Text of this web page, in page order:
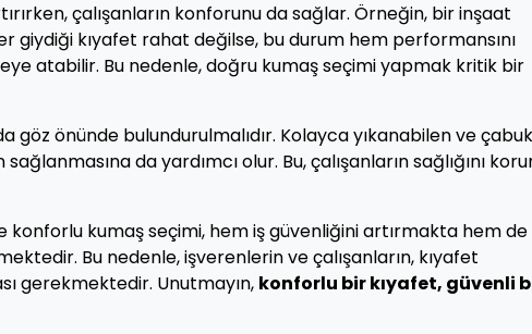
çalışanların konforunu da sağlar. Örneğin, bir inşaat
giydiği kıyafet rahat değilse, bu durum hem performansını
atabilir. Bu nedenle, doğru kumaş seçimi yapmak kritik bir
göz önünde bulundurulmalıdır. Kolayca yıkanabilen ve çabuk
da yardımcı olur. Bu, çalışanların sağlığını
konforlu kumaş seçimi, hem iş güvenliğini artırmakta hem de
Bu nedenle, işverenlerin ve çalışanların, kıyafet
gerekmektedir. Unutmayın, konforlu bir kıyafet, güvenli